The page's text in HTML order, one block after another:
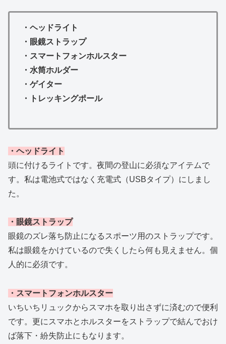
・ヘッドライト
・眼鏡ストラップ
・スマートフォンホルスター
・水筒ホルダー
・ゲイター
・トレッキングポール
・ヘッドライト
頭に付けるライトです。夜間の登山に必須なアイテムで
す。私は電池式ではなく充電式（USBタイプ）にしまし
た。
・眼鏡ストラップ
眼鏡のズレ落ち防止になるスポーツ用のストラップです。
私は眼鏡をかけているので失くしたら何も見えません。個
人的に必須です。
・スマートフォンホルスター
いちいちリュックからスマホを取り出さずに済むので便利
です。更にスマホとホルスターをストラップで結んでおけ
ば落下・紛失防止にもなります。